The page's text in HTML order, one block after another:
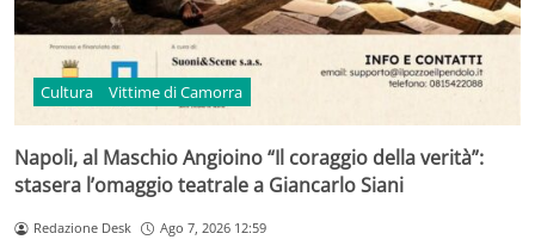
Cultura Vittime di Camorra
Napoli, al Maschio Angioino “Il coraggio della verità”:
stasera l’omaggio teatrale a Giancarlo Siani
Redazione Desk Ago 7, 2026 12:59